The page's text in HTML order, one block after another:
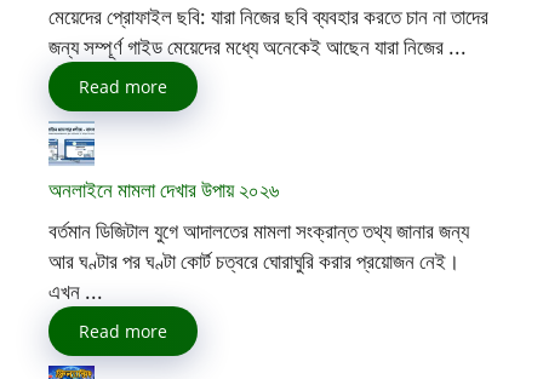
মেয়েদের প্রোফাইল ছবি: যারা নিজের ছবি ব্যবহার করতে চান না তাদের
জন্য সম্পূর্ণ গাইড মেয়েদের মধ্যে অনেকেই আছেন যারা নিজের ...
Read more
অনলাইনে মামলা দেখার উপায় ২০২৬
বর্তমান ডিজিটাল যুগে আদালতের মামলা সংক্রান্ত তথ্য জানার জন্য
আর ঘণ্টার পর ঘণ্টা কোর্ট চত্বরে ঘোরাঘুরি করার প্রয়োজন নেই।
এখন ...
Read more